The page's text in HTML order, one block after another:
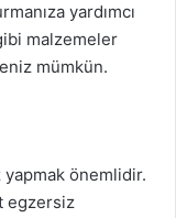
yardımcı
malzemeler
mümkün.
yapmak önemlidir.
egzersiz